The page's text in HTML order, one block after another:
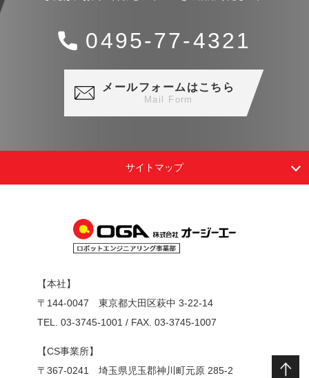
0495-77-4321
メールフォームはこちら
サイトマップ
【本社】
〒144-0047 東京都大田区萩中 3-22-14
TEL. 03-3745-1001 / FAX. 03-3745-1007
【CS事業所】
〒367-0241 埼玉県児玉郡神川町元原 285-2